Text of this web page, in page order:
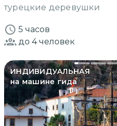
турецкие деревушки
5 часов
до 4человек
ИНДИВИДУАЛЬНАЯ
на машине гида